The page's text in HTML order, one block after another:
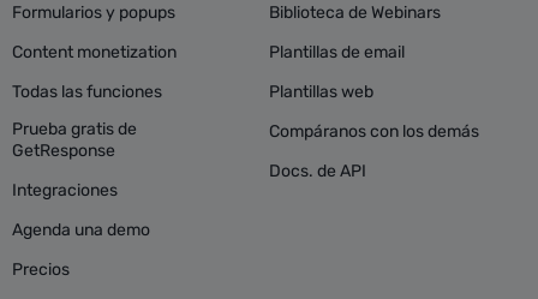
Formularios y popups
Content monetization
Todas las funciones
Prueba gratis de
GetResponse
Integraciones
Agenda una demo
Precios
Biblioteca de Webinars
Plantillas de email
Plantillas web
Compáranos con los demás
Docs. de API